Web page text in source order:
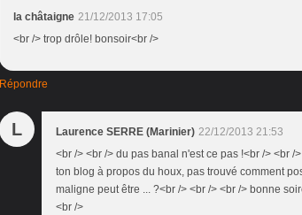
la châtaigne 21/12/2013 17:05
<br /> trop drôle! bonsoir<br />
Répondre
L Laurence SERRE (Marinier) 22/12/2013 21:53
<br /> <br /> du pas banal n'est ce pas !<br /> <br /
ton blog à propos du houx, pas trouvé comment
maligne peut être ... ?<br /> <br /> <br /> bonne
<br />